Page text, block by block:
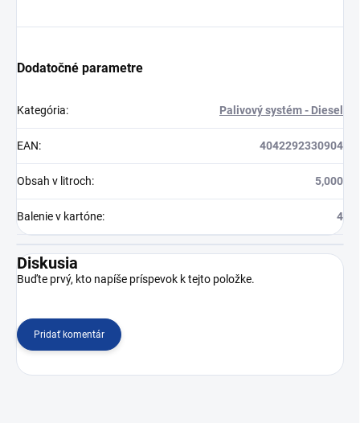
Dodatočné parametre
Kategória: Palivový systém - Diesel
EAN: 4042292330904
Obsah v litroch: 5,000
Balenie v kartóne: 4
Diskusia
Buďte prvý, kto napíše príspevok k tejto položke.
Pridať komentár